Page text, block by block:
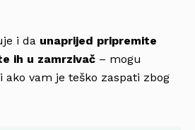
i da unaprijed pripremite
ih u zamrzivač – mogu
vam je teško zaspati zbog